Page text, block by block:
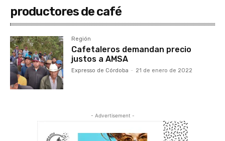
productores de café
Región
Cafetaleros demandan precio
justos a AMSA
Expresso de Córdoba - 21 de enero de 2022
- Advertisement -